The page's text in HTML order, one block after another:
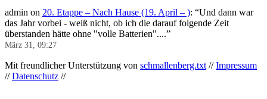
admin on 20. Etappe – Nach Hause (19. April – ): “Und dann war
das Jahr vorbei - weiß nicht, ob ich die darauf folgende Zeit
überstanden hätte ohne "volle Batterien"....”
März 31, 09:27
Mit freundlicher Unterstützung von schmallenberg.txt //Impressum
//Datenschutz //